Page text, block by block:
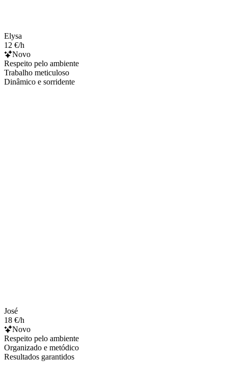
Elysa
12 €/h
Novo
Respeito pelo ambiente
Trabalho meticuloso
Dinâmico e sorridente
José
18 €/h
Novo
Respeito pelo ambiente
Organizado e metódico
Resultados garantidos